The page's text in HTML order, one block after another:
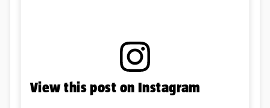
View this post on Instagram